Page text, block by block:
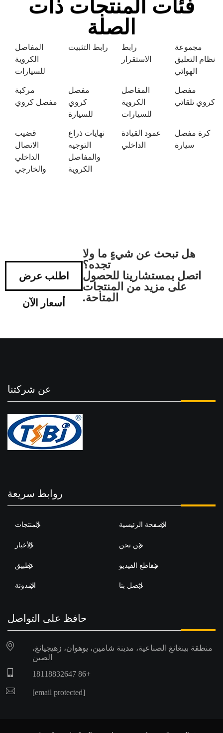
فئات المنتجات ذات
الصلة
مجموعة
نظام التعليق
الهوائي
رابط
الاستقرار
رابط التثبيت
المفاصل
الكروية
للسيارات
مفصل
كروي تلقائي
المفاصل
الكروية
للسيارات
مفصل
كروي
للسيارة
مركبة
مفصل كروي
كرة مفصل
سيارة
عمود القيادة
الداخلي
نهايات ذراع
التوجيه
والمفاصل
الكروية
قضيب
الاتصال
الداخلي
والخارجي
هل تبحث عن شيءٍ ما ولا
تجده؟
اتصل بمستشارينا للحصول
على مزيد من المنتجات
المتاحة.
اطلب عرض
أسعار الآن
عن شركتنا
روابط سريعة
الصفحة الرئيسية المنتجات
من نحن الأخبار
مقاطع الفيديو تطبيق
اتصل بنا المدونة
حافظ على التواصل
منطقة بينغانغ الصناعية، مدينة شامين، يوهوان، زهيجيانغ،
الصين
+86 18118832647
[email protected]